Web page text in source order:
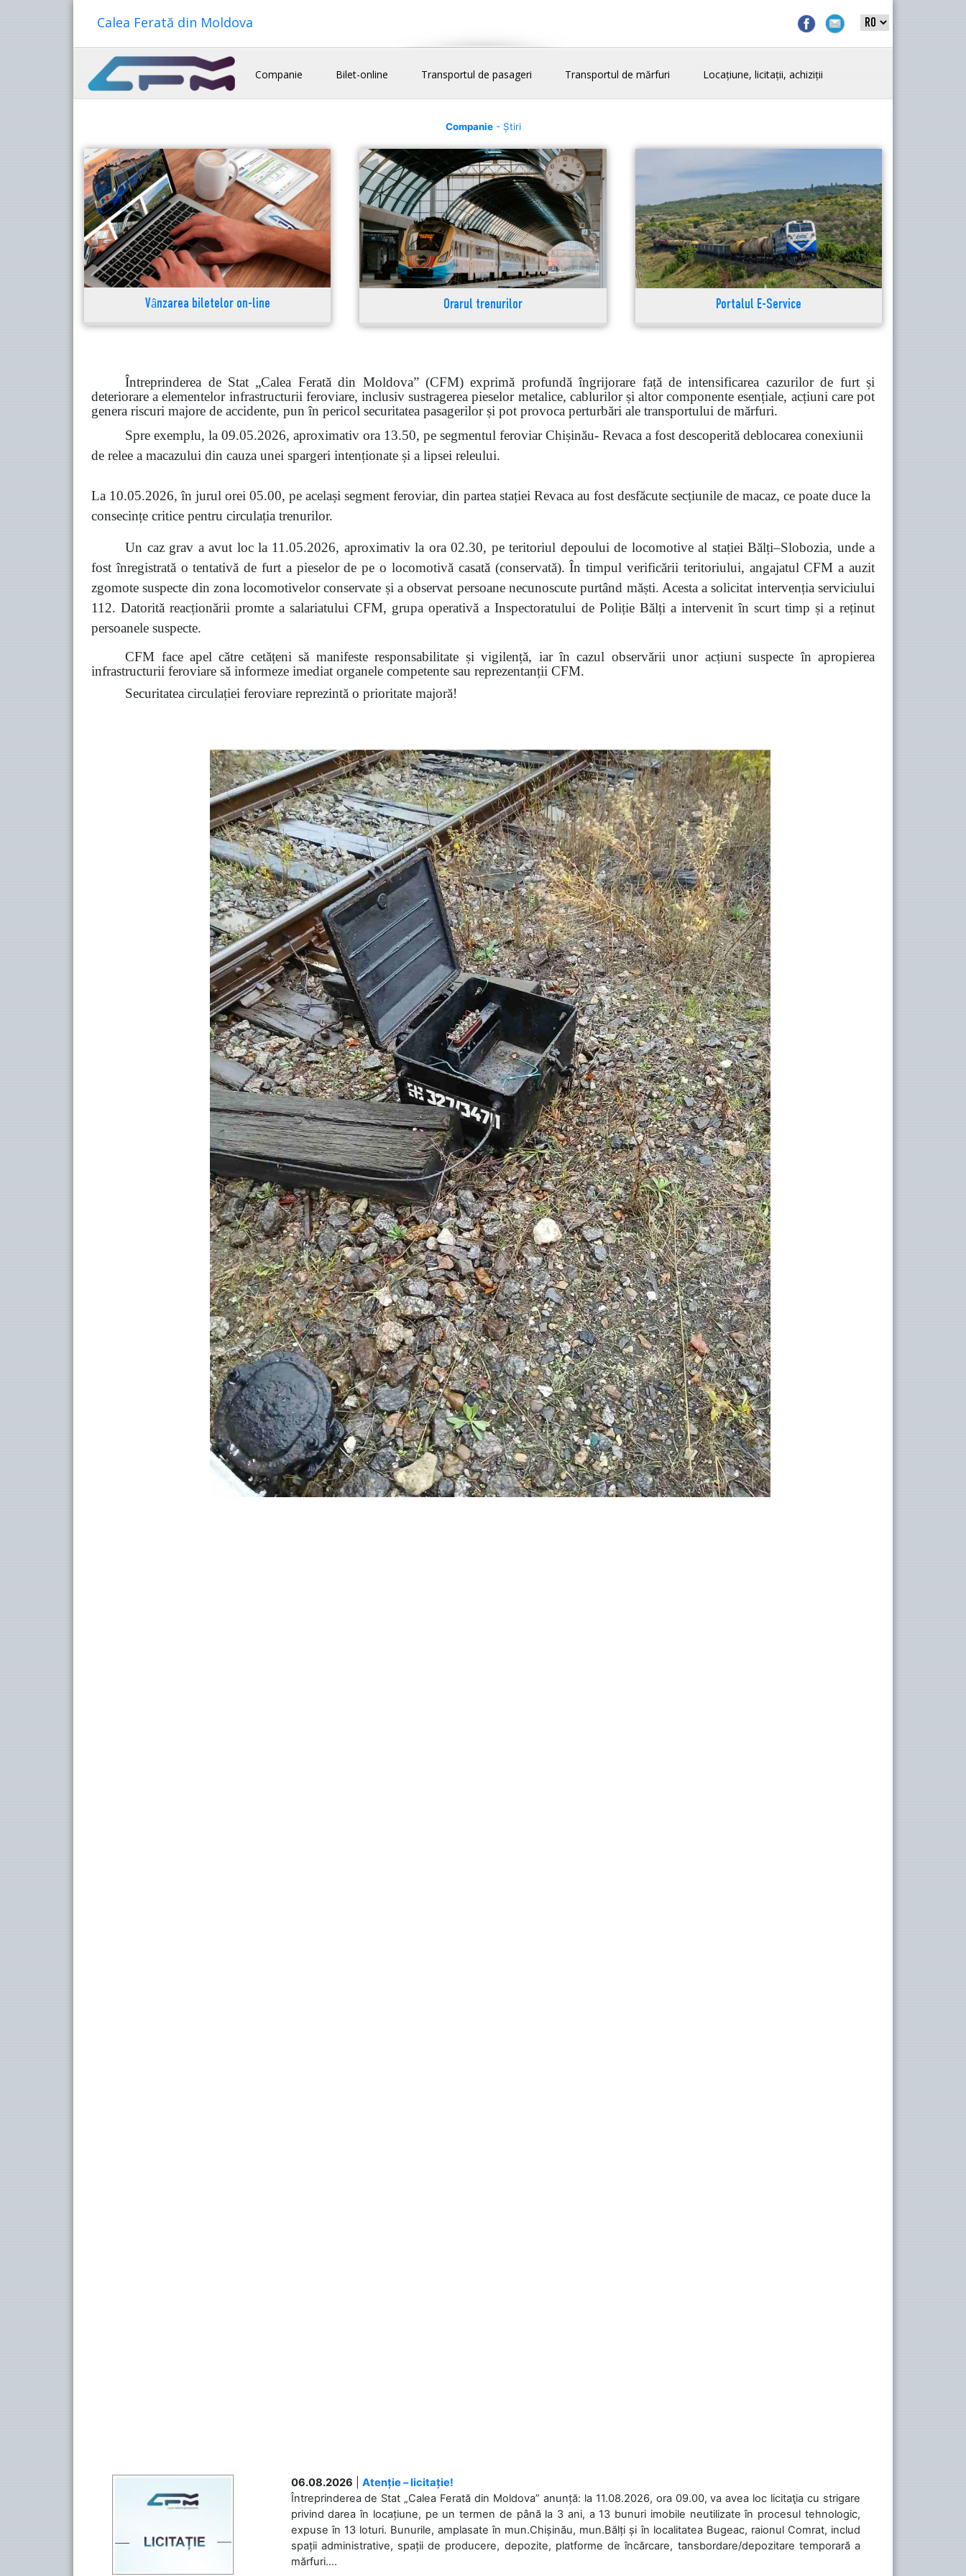
Calea Ferată din Moldova
Companie Bilet-online Transportul de pasageri Transportul de mărfuri Locațiune, licitații, achiziții
Companie- Știri
Vânzarea biletelor on-line Orarul trenurilor Portalul E-Service
Întreprinderea de Stat „Calea Ferată din Moldova” (CFM) exprimă profundă îngrijorare față de intensificarea cazurilor de furt și
deteriorare a elementelor infrastructurii feroviare, inclusiv sustragerea pieselor metalice, cablurilor și altor componente esențiale, acțiuni care pot
genera riscuri majore de accidente, pun în pericol securitatea pasagerilor și pot provoca perturbări ale transportului de mărfuri.
Spre exemplu, la 09.05.2026, aproximativ ora 13.50, pe segmentul feroviar Chișinău- Revaca a fost descoperită deblocarea conexiunii
de relee a macazului din cauza unei spargeri intenționate și a lipsei releului.
La 10.05.2026, în jurul orei 05.00, pe același segment feroviar, din partea stației Revaca au fost desfăcute secțiunile de macaz, ce poate duce la
consecințe critice pentru circulația trenurilor.
Un caz grav a avut loc la 11.05.2026, aproximativ la ora 02.30, pe teritoriul depoului de locomotive al stației Bălți–Slobozia, unde a
fost înregistrată o tentativă de furt a pieselor de pe o locomotivă casată (conservată). În timpul verificării teritoriului, angajatul CFM a auzit
zgomote suspecte din zona locomotivelor conservate și a observat persoane necunoscute purtând măști. Acesta a solicitat intervenția serviciului
112. Datorită reacționării promte a salariatului CFM, grupa operativă a Inspectoratului de Poliție Bălți a intervenit în scurt timp și a reținut
persoanele suspecte.
CFM face apel către cetățeni să manifeste responsabilitate și vigilență, iar în cazul observării unor acțiuni suspecte în apropierea
infrastructurii feroviare să informeze imediat organele competente sau reprezentanții CFM.
Securitatea circulației feroviare reprezintă o prioritate majoră!
06.08.2026
Atenție – licitație!
Întreprinderea de Stat „Calea Ferată din Moldova” anunță: la 11.08.2026, ora 09.00, va avea loc licitaţia cu strigare
privind darea în locațiune, pe un termen de până la 3 ani, a 13 bunuri imobile neutilizate în procesul tehnologic,
expuse în 13 loturi. Bunurile, amplasate în mun.Chișinău, mun.Bălți și în localitatea Bugeac, raionul Comrat, includ
spații administrative, spații de producere, depozite, platforme de încărcare, tansbordare/depozitare temporară a
mărfuri....